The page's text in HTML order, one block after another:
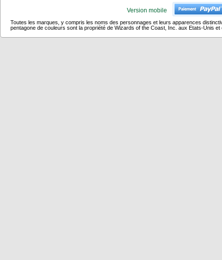
Version mobile
Toutes les marques, y compris les noms des personnages et leurs apparences
pentagone de couleurs sont la propriété de Wizards of the Coast, Inc. aux Etats-Unis